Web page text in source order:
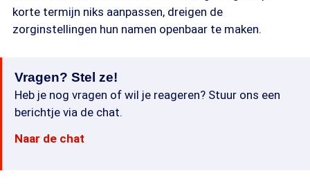
korte termijn niks aanpassen, dreigen de
zorginstellingen hun namen openbaar te maken.
Vragen? Stel ze!
Heb je nog vragen of wil je reageren? Stuur ons een
berichtje via de chat.
Naar de chat